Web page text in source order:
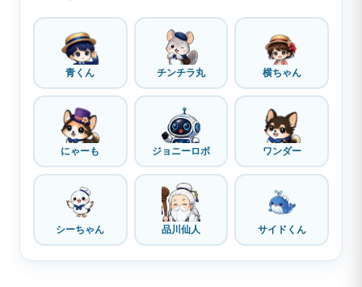
青くん チンチラ丸 横ちゃん
にゃーも ジョニーロボ ワンダー
シーちゃん 品川仙人 サイドくん